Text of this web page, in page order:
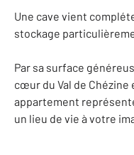
Une cave vient
stockage
Par sa surface
cœur du Val de
appartement
un lieu de vie à votre